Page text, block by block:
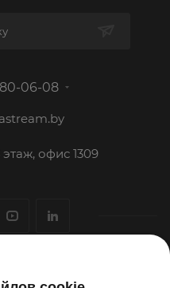
06-08
этаж, офис 1309